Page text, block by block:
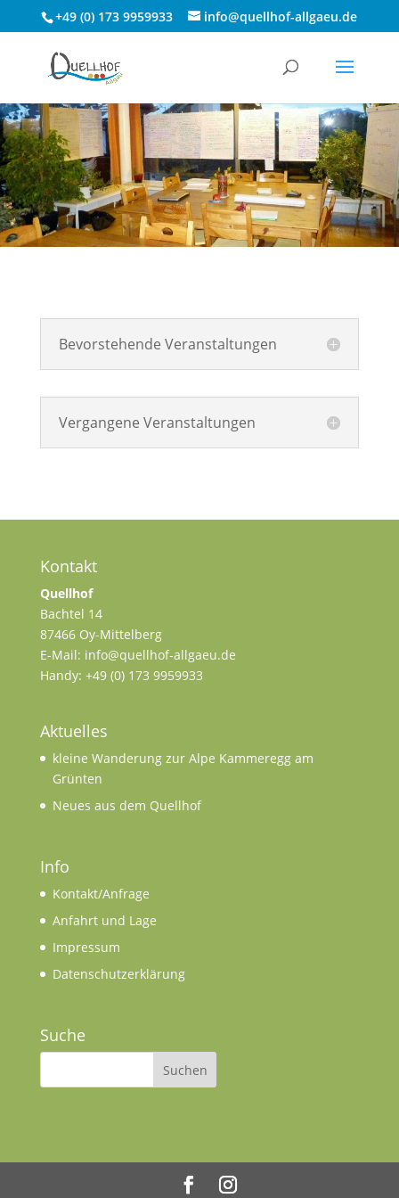
+49 (0) 173 9959933 info@quellhof-allgaeu.de
Bevorstehende Veranstaltungen
Vergangene Veranstaltungen
Kontakt
Quellhof
Bachtel 14
87466 Oy-Mittelberg
E-Mail: info@quellhof-allgaeu.de
Handy: +49 (0) 173 9959933
Aktuelles
kleine Wanderung zur Alpe Kammeregg am
Grünten
Neues aus dem Quellhof
Info
Kontakt/Anfrage
Anfahrt und Lage
Impressum
Datenschutzerklärung
Suche